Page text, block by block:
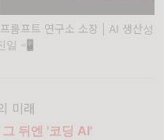
롬프트 연구소 소장 | AI 생산성
일 📲
미래
뒤엔 '코딩 AI'